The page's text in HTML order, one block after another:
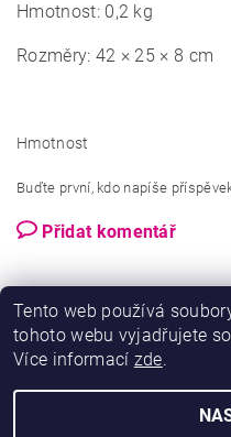
Hmotnost: 0,2 kg
Rozměry: 42 × 25 × 8 cm
Hmotnost
Buďte první, kdo napíše
Přidat komentář
Tento web používá
tohoto webu vyjadřujete
Více informací zde.